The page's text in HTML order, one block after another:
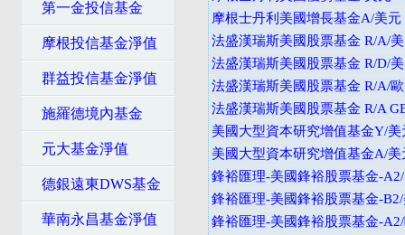
第一金投信基金
摩根投信基金淨值
群益投信基金淨值
施羅德境內基金
元大基金淨值
德銀遠東DWS基金
華南永昌基金淨值
摩根士丹利美國增長基金A/美元
法盛漢瑞斯美國股票基金 R/A/
法盛漢瑞斯美國股票基金 R/D/
法盛漢瑞斯美國股票基金 R/A/
法盛漢瑞斯美國股票基金 R/A
美國大型資本研究增值基金Y/美
美國大型資本研究增值基金A/美
鋒裕匯理-美國鋒裕股票基金-
鋒裕匯理-美國鋒裕股票基金-
鋒裕匯理-美國鋒裕股票基金-